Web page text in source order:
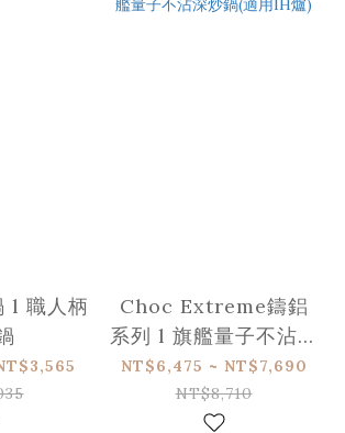
l 職人柄
Choc Extreme鑄鋁
系列 l 旗艦量子不沾深
炒鍋(適用IH爐)
NT$6,475 ~ NT$7,690
NT$8,710